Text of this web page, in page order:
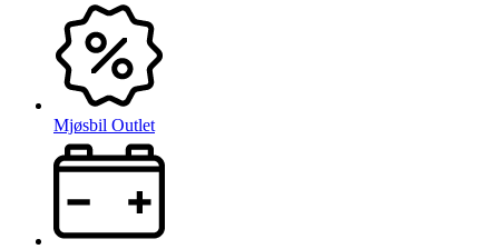
Mjøsbil Outlet